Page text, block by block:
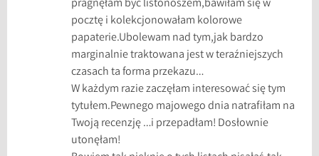
pragnęłam być listonoszem,bawiłam się w
pocztę i kolekcjonowałam kolorowe
papaterie.Ubolewam nad tym,jak bardzo
marginalnie traktowana jest w teraźniejszych
czasach ta forma przekazu…
W każdym razie zaczęłam interesować się tym
tytułem.Pewnego majowego dnia natrafiłam na
Twoją recenzję …i przepadłam! Dosłownie
utonęłam!